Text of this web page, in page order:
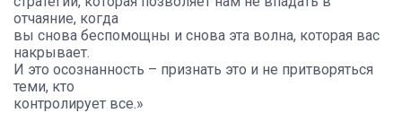
отчаяние, когда
вы снова беспомощны и снова эта волна, которая вас
накрывает.
И это осознанность – признать это и не притворяться
теми, кто
контролирует все.»